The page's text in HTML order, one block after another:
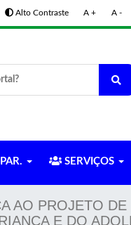
Alto Contraste A + A -
SERVIÇOS
AO PROJETO
E DO